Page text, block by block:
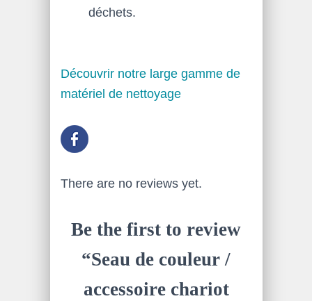
déchets.
Découvrir notre large gamme de
matériel de nettoyage
There are no reviews yet.
Be the first to review
“Seau de couleur /
accessoire chariot